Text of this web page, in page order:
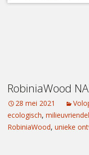
RobiniaWood
28 mei 2021
ecologisch,
RobiniaWood, unieke